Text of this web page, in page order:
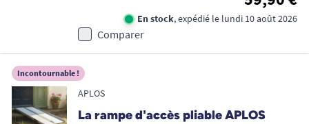
En stock, expédié le lundi 10 août 2026
Comparer
Incontournable !
APLOS
La rampe d'accès pliable APLOS